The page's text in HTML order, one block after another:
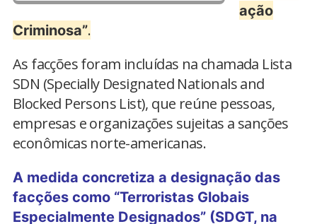
ação
Criminosa”.
As facções foram incluídas na chamada Lista
SDN (Specially Designated Nationals and
Blocked Persons List), que reúne pessoas,
empresas e organizações sujeitas a sanções
econômicas norte-americanas.
A medida concretiza a designação das
facções como “Terroristas Globais
Especialmente Designados” (SDGT, na